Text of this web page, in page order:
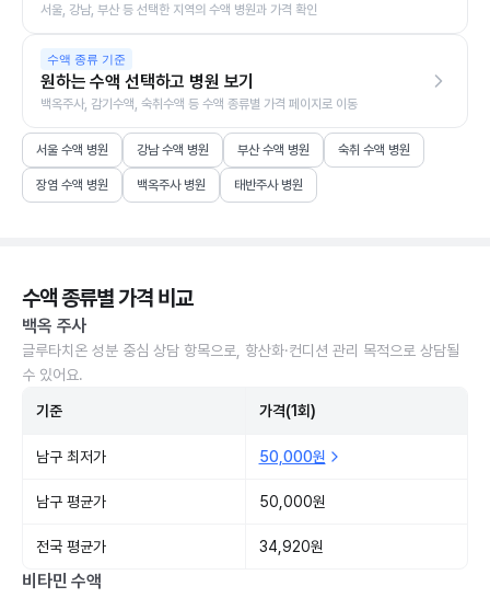
서울, 강남, 부산 등 선택한 지역의 수액 병원과 가격 확인
수액 종류 기준
원하는 수액 선택하고 병원 보기
백옥주사, 감기수액, 숙취수액 등 수액 종류별 가격 페이지로 이동
서울 수액 병원 강남 수액 병원 부산 수액 병원 숙취 수액 병원
장염 수액 병원 백옥주사 병원 태반주사 병원
수액 종류별 가격 비교
백옥 주사
글루타치온 성분 중심 상담 항목으로, 항산화·컨디션 관리 목적으로 상담될
수 있어요.
기준 가격(1회)
남구 최저가 50,000원
남구 평균가 50,000원
전국 평균가 34,920원
비타민 수액